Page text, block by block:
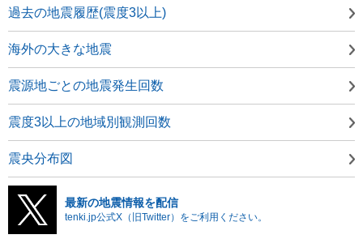
過去の地震履歴(震度3以上)
海外の大きな地震
震源地ごとの地震発生回数
震度3以上の地域別観測回数
震央分布図
最新の地震情報を配信
tenki.jp公式X（旧Twitter）をご利用ください。